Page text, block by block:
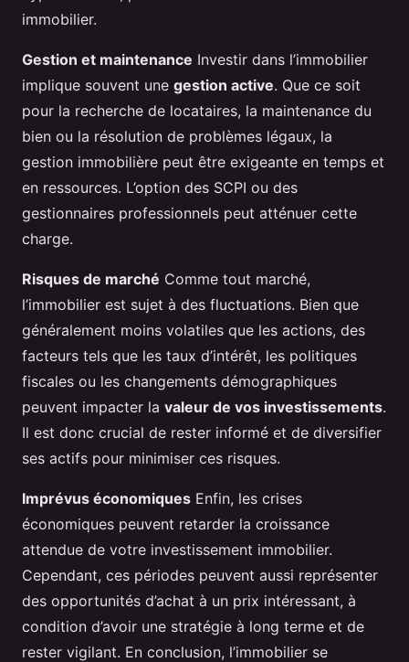
immobilier.
Gestion et maintenance Investir dans l’immobilier
implique souvent une gestion active. Que ce soit
pour la recherche de locataires, la maintenance du
bien ou la résolution de problèmes légaux, la
gestion immobilière peut être exigeante en temps et
en ressources. L’option des SCPI ou des
gestionnaires professionnels peut atténuer cette
charge.
Risques de marché Comme tout marché,
l’immobilier est sujet à des fluctuations. Bien que
généralement moins volatiles que les actions, des
facteurs tels que les taux d’intérêt, les politiques
fiscales ou les changements démographiques
peuvent impacter la valeur de vos investissements.
Il est donc crucial de rester informé et de diversifier
ses actifs pour minimiser ces risques.
Imprévus économiques Enfin, les crises
économiques peuvent retarder la croissance
attendue de votre investissement immobilier.
Cependant, ces périodes peuvent aussi représenter
des opportunités d’achat à un prix intéressant, à
condition d’avoir une stratégie à long terme et de
rester vigilant. En conclusion, l’immobilier se